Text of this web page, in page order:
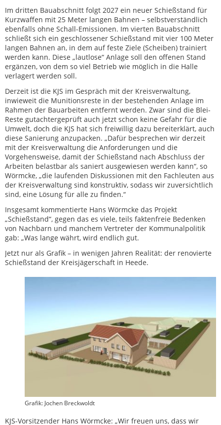
Im dritten Bauabschnitt folgt 2027 ein neuer Schießstand für
Kurzwaffen mit 25 Meter langen Bahnen – selbstverständlich
ebenfalls ohne Schall-Emissionen. Im vierten Bauabschnitt
schließt sich ein geschlossener Schießstand mit vier 100 Meter
langen Bahnen an, in dem auf feste Ziele (Scheiben) trainiert
werden kann. Diese „lautlose“ Anlage soll den offenen Stand
ergänzen, von dem so viel Betrieb wie möglich in die Halle
verlagert werden soll.
Derzeit ist die KJS im Gespräch mit der Kreisverwaltung,
inwieweit die Munitionsreste in der bestehenden Anlage im
Rahmen der Bauarbeiten entfernt werden. Zwar sind die Blei-
Reste gutachtergeprüft auch jetzt schon keine Gefahr für die
Umwelt, doch die KJS hat sich freiwillig dazu bereiterklärt, auch
diese Sanierung anzupacken. „Dafür besprechen wir derzeit
mit der Kreisverwaltung die Anforderungen und die
Vorgehensweise, damit der Schießstand nach Abschluss der
Arbeiten belastbar als saniert ausgewiesen werden kann“, so
Wörmcke, „die laufenden Diskussionen mit den Fachleuten aus
der Kreisverwaltung sind konstruktiv, sodass wir zuversichtlich
sind, eine Lösung für alle zu finden.“
Insgesamt kommentierte Hans Wörmcke das Projekt
„Schießstand“, gegen das es viele, teils faktenfreie Bedenken
von Nachbarn und manchem Vertreter der Kommunalpolitik
gab: „Was lange währt, wird endlich gut.
Jetzt nur als Grafik – in wenigen Jahren Realität: der renovierte
Schießstand der Kreisjägerschaft in Heede.
Grafik: Jochen Breckwoldt
KJS-Vorsitzender Hans Wörmcke: „Wir freuen uns, dass wir